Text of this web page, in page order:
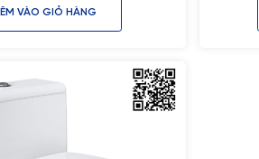
VÀO GIỎ HÀNG